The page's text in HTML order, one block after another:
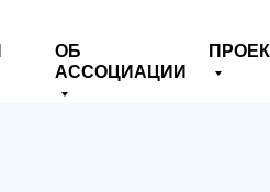
ОБ
АССОЦИАЦИИ